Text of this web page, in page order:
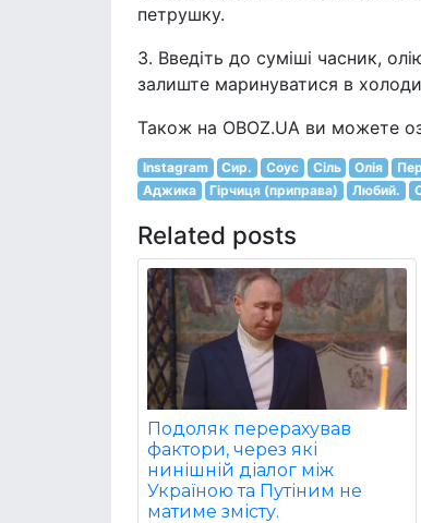
петрушку.
3. Введіть до суміші часник,
залиште маринуватися в
Також на OBOZ.UA ви можете
Instagram Сир. Соус Сіль Олія
Аджика
Гірчиця (приправа) Любий.
Related posts
Подоляк перерахував
фактори, через які
нинішній діалог між
Україною та Путіним не
матиме змісту.